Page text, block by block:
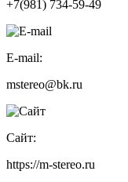
+7(981) 734-59-49
E-mail:
mstereo@bk.ru
Сайт:
https://m-stereo.ru